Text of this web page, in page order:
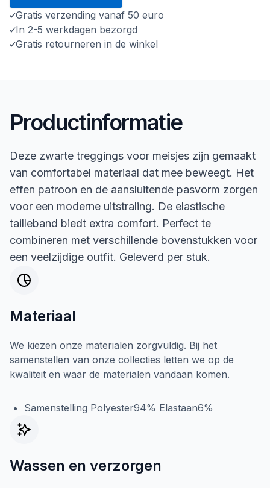
Gratis verzending vanaf 50 euro
In 2-5 werkdagen bezorgd
Gratis retourneren in de winkel
Productinformatie
Deze zwarte treggings voor meisjes zijn gemaakt
van comfortabel materiaal dat mee beweegt. Het
effen patroon en de aansluitende pasvorm zorgen
voor een moderne uitstraling. De elastische
tailleband biedt extra comfort. Perfect te
combineren met verschillende bovenstukken voor
een veelzijdige outfit. Geleverd per stuk.
Materiaal
We kiezen onze materialen zorgvuldig. Bij het
samenstellen van onze collecties letten we op de
kwaliteit en waar de materialen vandaan komen.
Samenstelling Polyester94% Elastaan6%
Wassen en verzorgen